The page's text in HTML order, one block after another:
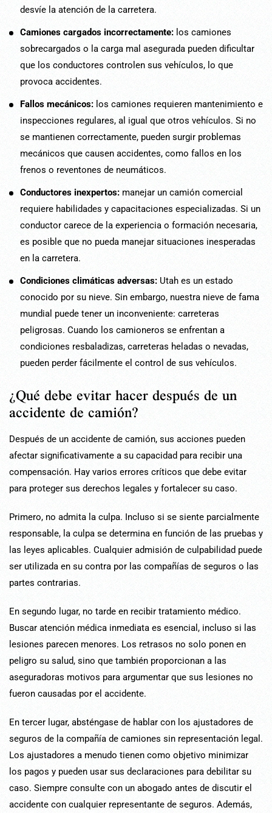
desvíe la atención de la carretera.
Camiones cargados incorrectamente: los camiones
sobrecargados o la carga mal asegurada pueden dificultar
que los conductores controlen sus vehículos, lo que
provoca accidentes.
Fallos mecánicos: los camiones requieren mantenimiento e
inspecciones regulares, al igual que otros vehículos. Si no
se mantienen correctamente, pueden surgir problemas
mecánicos que causen accidentes, como fallos en los
frenos o reventones de neumáticos.
Conductores inexpertos: manejar un camión comercial
requiere habilidades y capacitaciones especializadas. Si un
conductor carece de la experiencia o formación necesaria,
es posible que no pueda manejar situaciones inesperadas
en la carretera.
Condiciones climáticas adversas: Utah es un estado
conocido por su nieve. Sin embargo, nuestra nieve de fama
mundial puede tener un inconveniente: carreteras
peligrosas. Cuando los camioneros se enfrentan a
condiciones resbaladizas, carreteras heladas o nevadas,
pueden perder fácilmente el control de sus vehículos.
¿Qué debe evitar hacer después de un
accidente de camión?
Después de un accidente de camión, sus acciones pueden
afectar significativamente a su capacidad para recibir una
compensación. Hay varios errores críticos que debe evitar
para proteger sus derechos legales y fortalecer su caso.
Primero, no admita la culpa. Incluso si se siente parcialmente
responsable, la culpa se determina en función de las pruebas y
las leyes aplicables. Cualquier admisión de culpabilidad puede
ser utilizada en su contra por las compañías de seguros o las
partes contrarias.
En segundo lugar, no tarde en recibir tratamiento médico.
Buscar atención médica inmediata es esencial, incluso si las
lesiones parecen menores. Los retrasos no solo ponen en
peligro su salud, sino que también proporcionan a las
aseguradoras motivos para argumentar que sus lesiones no
fueron causadas por el accidente.
En tercer lugar, absténgase de hablar con los ajustadores de
seguros de la compañía de camiones sin representación legal.
Los ajustadores a menudo tienen como objetivo minimizar
los pagos y pueden usar sus declaraciones para debilitar su
caso. Siempre consulte con un abogado antes de discutir el
accidente con cualquier representante de seguros. Además,